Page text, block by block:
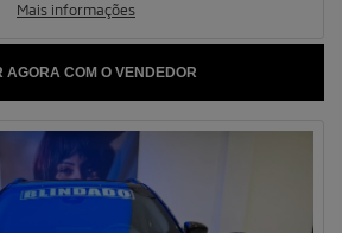
Mais informações
AGORA COM O VENDEDOR